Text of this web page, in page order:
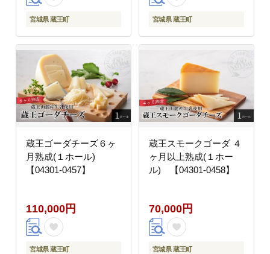
宮城県 蔵王町 宮城県 蔵王町
蔵王ゴーダチーズ６ヶ
月熟成(１ホール)
【04301-0457】
110,000円
宮城県 蔵王町
蔵王スモークゴーダ ４
ヶ月以上熟成(１ホー
ル) 【04301-0458】
70,000円
宮城県 蔵王町